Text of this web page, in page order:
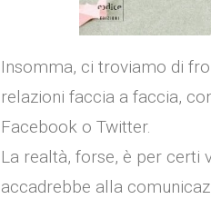
Insomma, ci troviamo di
relazioni faccia a faccia,
Facebook o Twitter.
La realtà, forse, è per certi
accadrebbe alla